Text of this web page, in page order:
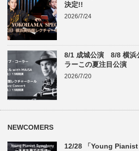
決定!!
2026/7/24
8/1 成城公演 8/8 横浜
ラーこの夏注目公演
2026/7/20
NEWCOMERS
12/28 「Young